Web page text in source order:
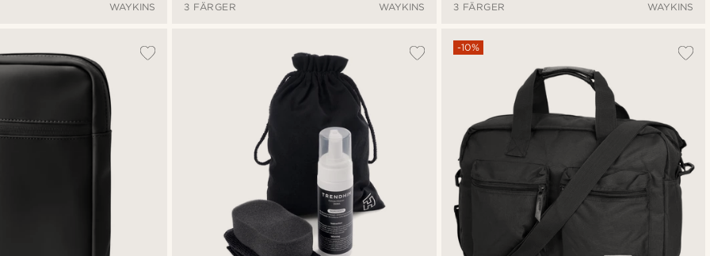
WAYKINS
3 FÄRGER
WAYKINS
3 FÄRGER
WAYKINS
-10%